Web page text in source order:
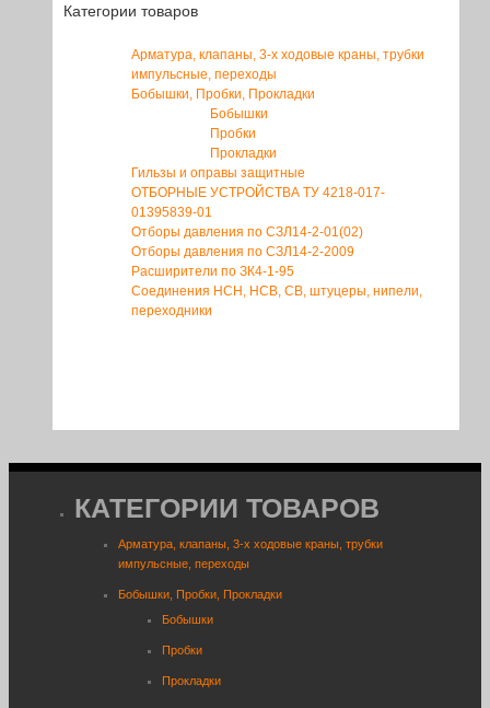
Категории товаров
Арматура, клапаны, 3-х ходовые краны, трубки
импульсные, переходы
Бобышки, Пробки, Прокладки
Бобышки
Пробки
Прокладки
Гильзы и оправы защитные
ОТБОРНЫЕ УСТРОЙСТВА ТУ 4218-017-
01395839-01
Отборы давления по СЗЛ14-2-01(02)
Отборы давления по СЗЛ14-2-2009
Расширители по ЗК4-1-95
Соединения НСН, НСВ, СВ, штуцеры, нипели,
переходники
КАТЕГОРИИ ТОВАРОВ
Арматура, клапаны, 3-х ходовые краны, трубки
импульсные, переходы
Бобышки, Пробки, Прокладки
Бобышки
Пробки
Прокладки